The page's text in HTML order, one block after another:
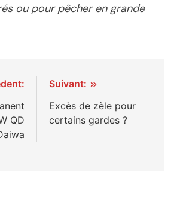
ou pour pêcher en grande
QD
Suivant:
Excès de zèle pour
certains gardes ?